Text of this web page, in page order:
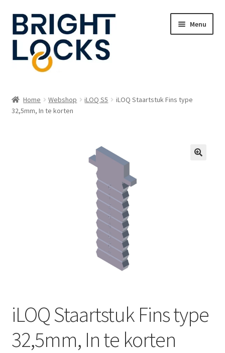
Ga
door
naar
navigatie
Ga
naar
de
inhoud
Menu
Oplossingen
Home Webshop iLOQ S5
iLOQ Staartstuk Fins type
32,5mm, In te korten
iLOQ Staartstuk Fins type
32,5mm, In te korten